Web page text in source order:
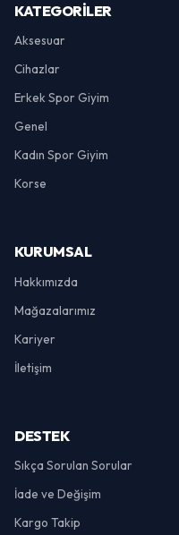
KATEGORILER
Aksesuar
Cihazlar
Erkek Spor Giyim
Genel
Kadın Spor Giyim
Korse
KURUMSAL
Hakkımızda
Mağazalarımız
Kariyer
İletişim
DESTEK
Sıkça Sorulan Sorular
İade ve Değişim
Kargo Takip